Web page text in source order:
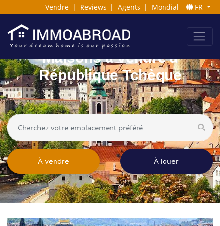
Vendre | Reviews | Agents | Mondial FR
Maisons à vendre à
République Tchèque
À vendre À louer